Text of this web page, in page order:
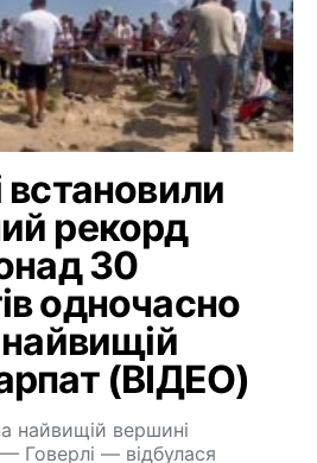
встановили
рекорд
30
одночасно
найвищій
(ВІДЕО)
найвищій вершині
Говерлі — відбулася